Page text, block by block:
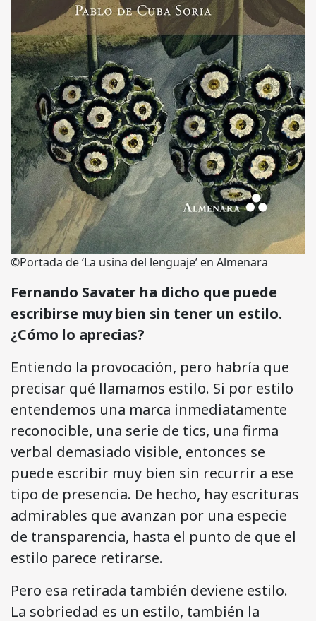
©Portada de ‘La usina del lenguaje’ en Almenara
Fernando Savater ha dicho que puede
escribirse muy bien sin tener un estilo.
¿Cómo lo aprecias?
Entiendo la provocación, pero habría que
precisar qué llamamos estilo. Si por estilo
entendemos una marca inmediatamente
reconocible, una serie de tics, una firma
verbal demasiado visible, entonces se
puede escribir muy bien sin recurrir a ese
tipo de presencia. De hecho, hay escrituras
admirables que avanzan por una especie
de transparencia, hasta el punto de que el
estilo parece retirarse.
Pero esa retirada también deviene estilo.
La sobriedad es un estilo, también la